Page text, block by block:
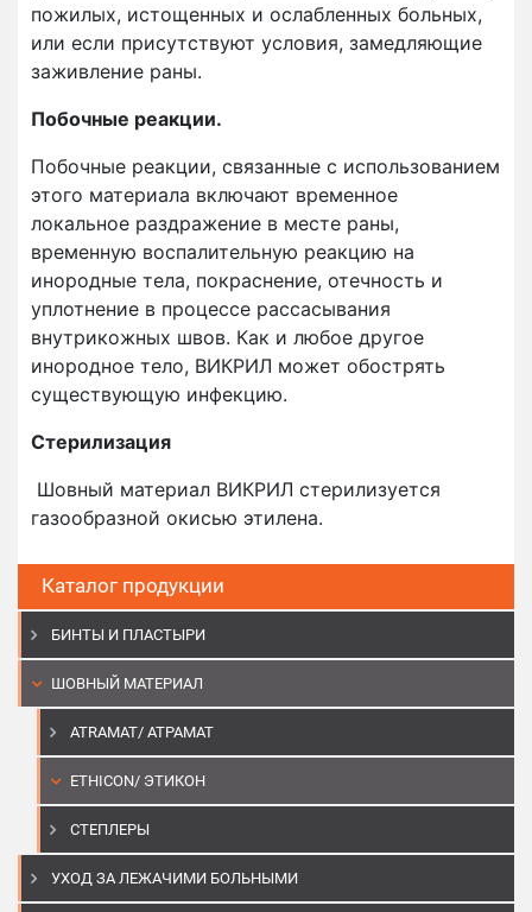
Каталог продукции
БИНТЫ И ПЛАСТЫРИ
ШОВНЫЙ МАТЕРИАЛ
ATRAMAT/ АТРАМАТ
ETHICON/ ЭТИКОН
СТЕПЛЕРЫ
УХОД ЗА ЛЕЖАЧИМИ БОЛЬНЫМИ
пожилых, истощенных и ослабленных больных,
или если присутствуют условия, замедляющие
заживление раны.
Побочные реакции.
Побочные реакции, связанные с использованием
этого материала включают временное
локальное раздражение в месте раны,
временную воспалительную реакцию на
инородные тела, покраснение, отечность и
уплотнение в процессе рассасывания
внутрикожных швов. Как и любое другое
инородное тело, ВИКРИЛ может обострять
существующую инфекцию.
Стерилизация
Шовный материал ВИКРИЛ стерилизуется
газообразной окисью этилена.